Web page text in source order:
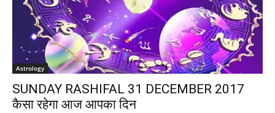
Astrology
SUNDAY RASHIFAL 31 DECEMBER 2017
कैसा रहेगा आज आपका दिन